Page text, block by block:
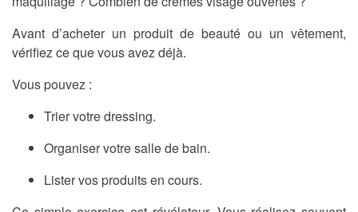
Avant d’acheter un produit de beauté ou un vêtement,
vérifiez ce que vous avez déjà.
Vous pouvez :
Trier votre dressing.
Organiser votre salle de bain.
Lister vos produits en cours.